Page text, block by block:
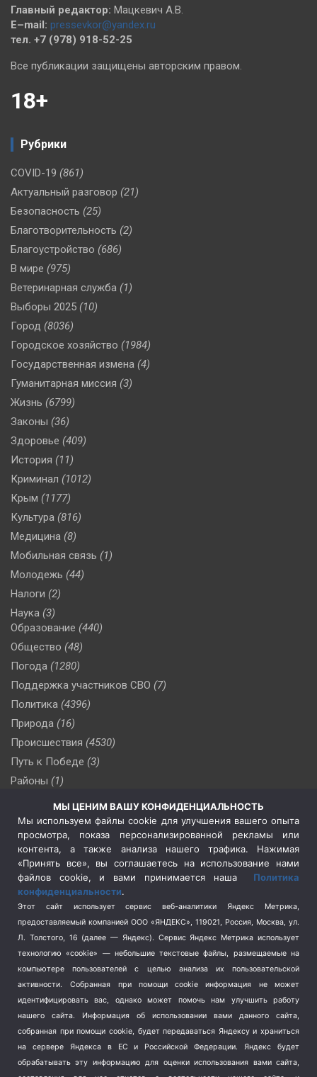
Главный редактор: Мацкевич А.В.
E–mail: pressevkor@yandex.ru
тел. +7 (978) 918-52-25
Все публикации защищены авторским правом.
18+
Рубрики
COVID-19 (861)
Актуальный разговор (21)
Безопасность (25)
Благотворительность (2)
Благоустройство (686)
В мире (975)
Ветеринарная служба (1)
Выборы 2025 (10)
Город (8036)
Городское хозяйство (1984)
Государственная измена (4)
Гуманитарная миссия (3)
Жизнь (6799)
Законы (36)
Здоровье (409)
История (11)
Криминал (1012)
Крым (1177)
Культура (816)
Медицина (8)
Мобильная связь (1)
Молодежь (44)
Налоги (2)
Наука (3)
Образование (440)
Общество (48)
Погода (1280)
Поддержка участников СВО (7)
Политика (4396)
Природа (16)
Происшествия (4530)
Путь к Победе (3)
Районы (1)
(510)
Сельское хозяйство (3)
Социальная политика
(3)
Спецоперация в Украине
Спецоперация на Украине
(404)
Спорт (740)
Терроризм (1)
Транспорт (262)
Туризм (178)
Флот (76)
Школа и спорт (2)
Экология (8)
Экономика (1172)
МЫ ЦЕНИМ ВАШУ КОНФИДЕНЦИАЛЬНОСТЬ
Мы используем файлы cookie для улучшения вашего опыта
просмотра, показа персонализированной рекламы или
контента, а также анализа нашего трафика. Нажимая
«Принять все», вы соглашаетесь на использование нами
файлов cookie, и вами принимается наша Политика
конфиденциальности.
Этот сайт использует сервис веб-аналитики Яндекс Метрика,
предоставляемый компанией ООО «ЯНДЕКС», 119021, Россия, Москва, ул.
Л. Толстого, 16 (далее — Яндекс). Сервис Яндекс Метрика использует
технологию «cookie» — небольшие текстовые файлы, размещаемые на
компьютере пользователей с целью анализа их пользовательской
активности.
Собранная при помощи cookie информация не может
идентифицировать вас, однако может помочь нам улучшить работу
нашего сайта. Информация об использовании вами данного сайта,
собранная при помощи cookie, будет передаваться Яндексу и храниться
на сервере Яндекса в ЕС и Российской Федерации. Яндекс будет
обрабатывать эту информацию для оценки использования вами сайта,